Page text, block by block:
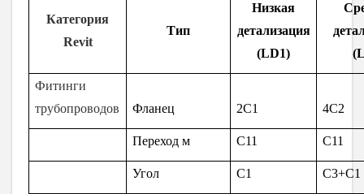
Категория
Revit
Тип
Низкая
детализация
(LD1)
Фитинги
трубопроводов
Фланец 2C1 4C2
Переход м С11 С11
Угол С1 С3+С1